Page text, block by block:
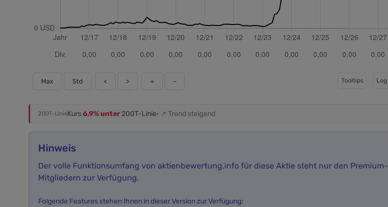
Max Std < > + - Tooltips Log
200T-LinieKurs6,9% unter200T-Linie· ↗ Trend steigend
Hinweis
Der volle Funktionsumfang von aktienbewertung.info für diese Aktie steht nur den Premium-
Mitgliedern zur Verfügung.
Folgende Features stehen Ihnen in dieser Version zur Verfügung: